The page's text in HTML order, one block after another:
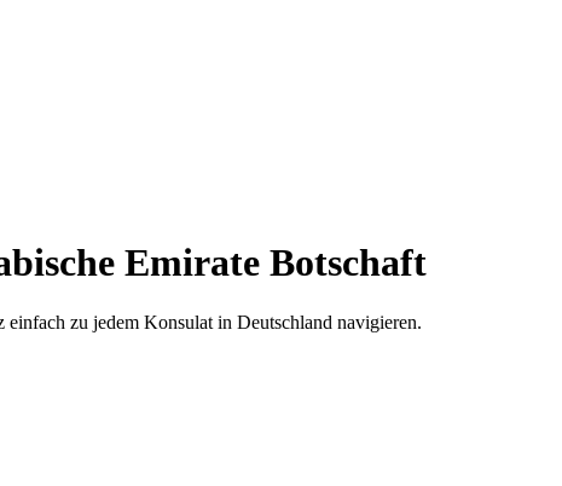
zu jedem Konsulat in Deutschland navigieren.